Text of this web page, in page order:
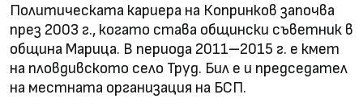
Политическата кариера на Копринков започва
през 2003 г., когато става общински съветник в
община Марица. В периода 2011–2015 г. е кмет
на пловдивското село Труд. Бил е и председател
на местната организация на БСП.